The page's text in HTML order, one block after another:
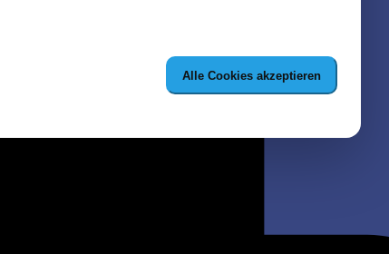
Alle Cookies akzeptieren